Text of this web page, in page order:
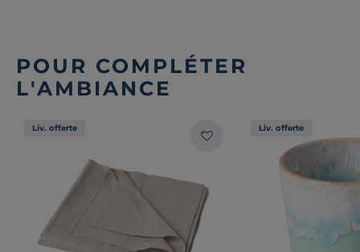
POUR COMPLÉTER
L'AMBIANCE
Liv. offerte Liv. offerte